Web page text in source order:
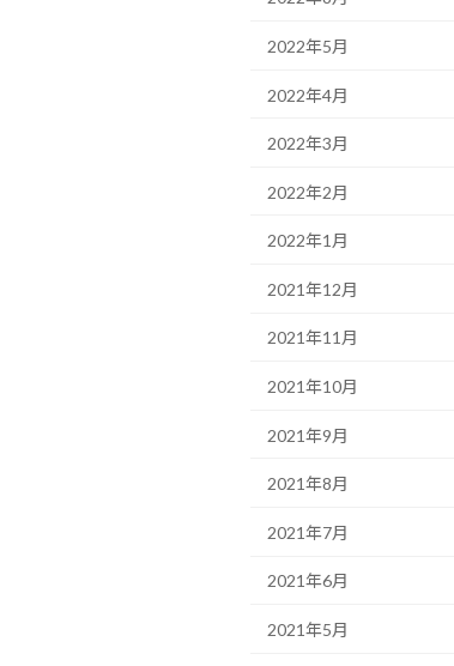
2022年5月
2022年4月
2022年3月
2022年2月
2022年1月
2021年12月
2021年11月
2021年10月
2021年9月
2021年8月
2021年7月
2021年6月
2021年5月